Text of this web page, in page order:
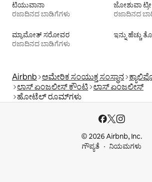
ಟಿ‍ಯುವಾನಾ
ರಜಾದಿನದ ಬಾಡಿಗೆಗಳು
ಜೋಶುವಾ ಟ್ರೀ
ರಜಾದಿನದ
ಮ್ಯಾಮೋತ್ ಸರೋವರ
ರಜಾದಿನದ ಬಾಡಿಗೆಗಳು
ಇನ್ನು ಹೆಚ್ಚು
Airbnb ಅಮೇರಿಕ ಸಂಯುಕ್ತ ಸಂಸ್ಥಾನ
ಲಾಸ್ ಏಂಜಲೀಸ್ ಕೌಂಟಿ ಲಾಸ್ ಏಂಜಲೀಸ್
ಹೋಟೆಲ್ ರೂಮ್‌ಗಳು
© 2026 Airbnb, Inc.
ಗೌಪ್ಯತೆ
ನಿಯಮಗಳು